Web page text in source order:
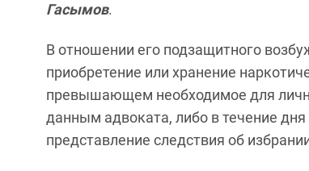
Гасымов.
В отношении его подзащитного
приобретение или хранение
превышающем необходимое для
данным адвоката, либо в течение
представление следствия об